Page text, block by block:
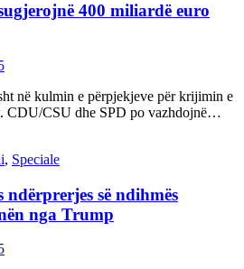
400 miliardë euro
në kulmin e përpjekjeve për krijimin e
CDU/CSU dhe SPD po vazhdojnë…
, Speciale
së ndihmës
nga Trump